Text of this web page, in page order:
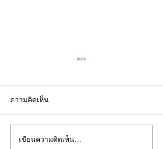
คอลัมน์"จับชีพจรวงการ
ความคิดเห็น
เขียนความคิดเห็น…